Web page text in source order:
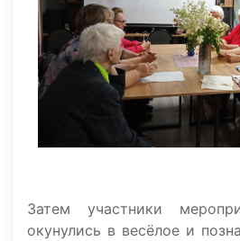
Затем участники
окунулись в весёлое и